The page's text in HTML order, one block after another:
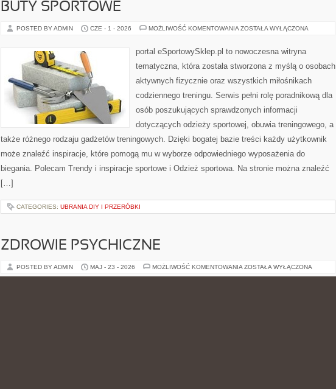
BUTY SPORTOWE
POSTED BY ADMIN CZE - 1 - 2026 MOŻLIWOŚĆ KOMENTOWANIA BUTY
ZOSTAŁA WYŁĄCZONA
portal eSportowySklep.pl to nowoczesna witryna
tematyczna, która została stworzona z myślą o osobach
aktywnych fizycznie oraz wszystkich miłośnikach
codziennego treningu. Serwis pełni rolę poradnikową dla
osób poszukujących sprawdzonych informacji
dotyczących odzieży sportowej, obuwia treningowego, a
także różnego rodzaju gadżetów treningowych. Dzięki bogatej bazie treści każdy użytkownik
może znaleźć inspiracje, które pomogą mu w wyborze odpowiedniego wyposażenia do
biegania. Polecam Trendy i inspiracje sportowe i Odzież sportowa. Na stronie można znaleźć
[…]
CATEGORIES: UBRANIA DIY I PRZERÓBKI
ZDROWIE PSYCHICZNE
POSTED BY ADMIN MAJ - 23 - 2026 MOŻLIWOŚĆ KOMENTOWANIA ZDROWIE
ZOSTAŁA WYŁĄCZONA